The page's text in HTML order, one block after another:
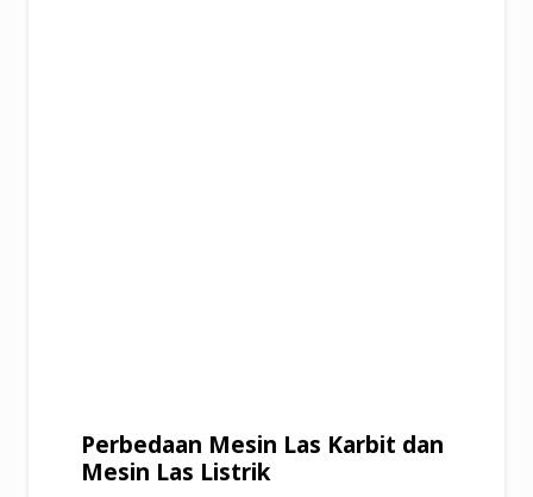
Perbedaan Mesin Las Karbit dan
Mesin Las Listrik